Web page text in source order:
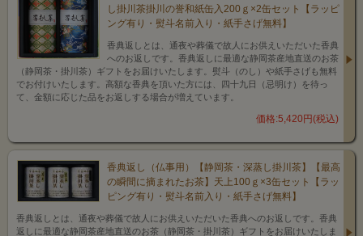
し掛川茶掛川の誉和紙缶入200ｇ×2缶セット【ラッピ
ング有り・熨斗名前入り・紙手さげ無料】
香典返しとは、通夜や葬儀で故人にお供えいただいた香典
へのお返しです。香典返しに最適な静岡茶産地直送のお茶
（静岡茶・掛川茶）ギフトをお届けいたします。熨斗（のし）や紙手さげも無料
でお付けいたします。高額な香典を頂いた方には、四十九日（忌明け）を待っ
て、金額に応じた品をお返しする場合が増えています。
価格:5,420円(税込)
香典返し（仏事用）【静岡茶・深蒸し掛川茶】【最高
の瞬間に摘まれたお茶】天上100ｇ×3缶セット【ラッ
ピング有り・熨斗名前入り・紙手さげ無料】
香典返しとは、通夜や葬儀で故人にお供えいただいた香典へのお返しです。香典
返しに最適な静岡茶産地直送のお茶（静岡茶・掛川茶）ギフトをお届けいたしま